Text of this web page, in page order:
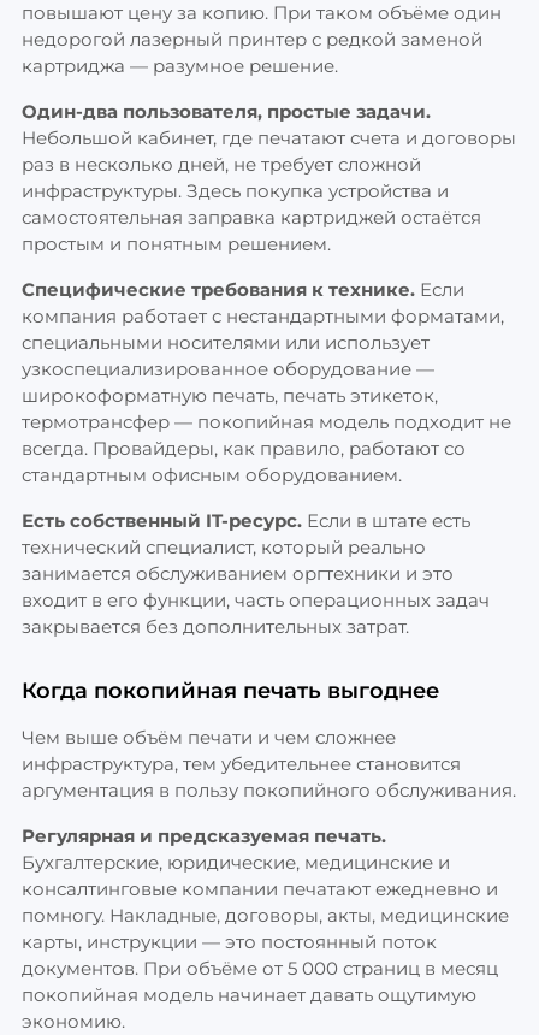
повышают цену за копию. При таком объёме один
недорогой лазерный принтер с редкой заменой
картриджа — разумное решение.
Один-два пользователя, простые задачи.
Небольшой кабинет, где печатают счета и договоры
раз в несколько дней, не требует сложной
инфраструктуры. Здесь покупка устройства и
самостоятельная заправка картриджей остаётся
простым и понятным решением.
Специфические требования к технике. Если
компания работает с нестандартными форматами,
специальными носителями или использует
узкоспециализированное оборудование —
широкоформатную печать, печать этикеток,
термотрансфер — покопийная модель подходит не
всегда. Провайдеры, как правило, работают со
стандартным офисным оборудованием.
Есть собственный IT-ресурс. Если в штате есть
технический специалист, который реально
занимается обслуживанием оргтехники и это
входит в его функции, часть операционных задач
закрывается без дополнительных затрат.
Когда покопийная печать выгоднее
Чем выше объём печати и чем сложнее
инфраструктура, тем убедительнее становится
аргументация в пользу покопийного обслуживания.
Регулярная и предсказуемая печать.
Бухгалтерские, юридические, медицинские и
консалтинговые компании печатают ежедневно и
помногу. Накладные, договоры, акты, медицинские
карты, инструкции — это постоянный поток
документов. При объёме от 5 000 страниц в месяц
покопийная модель начинает давать ощутимую
экономию.